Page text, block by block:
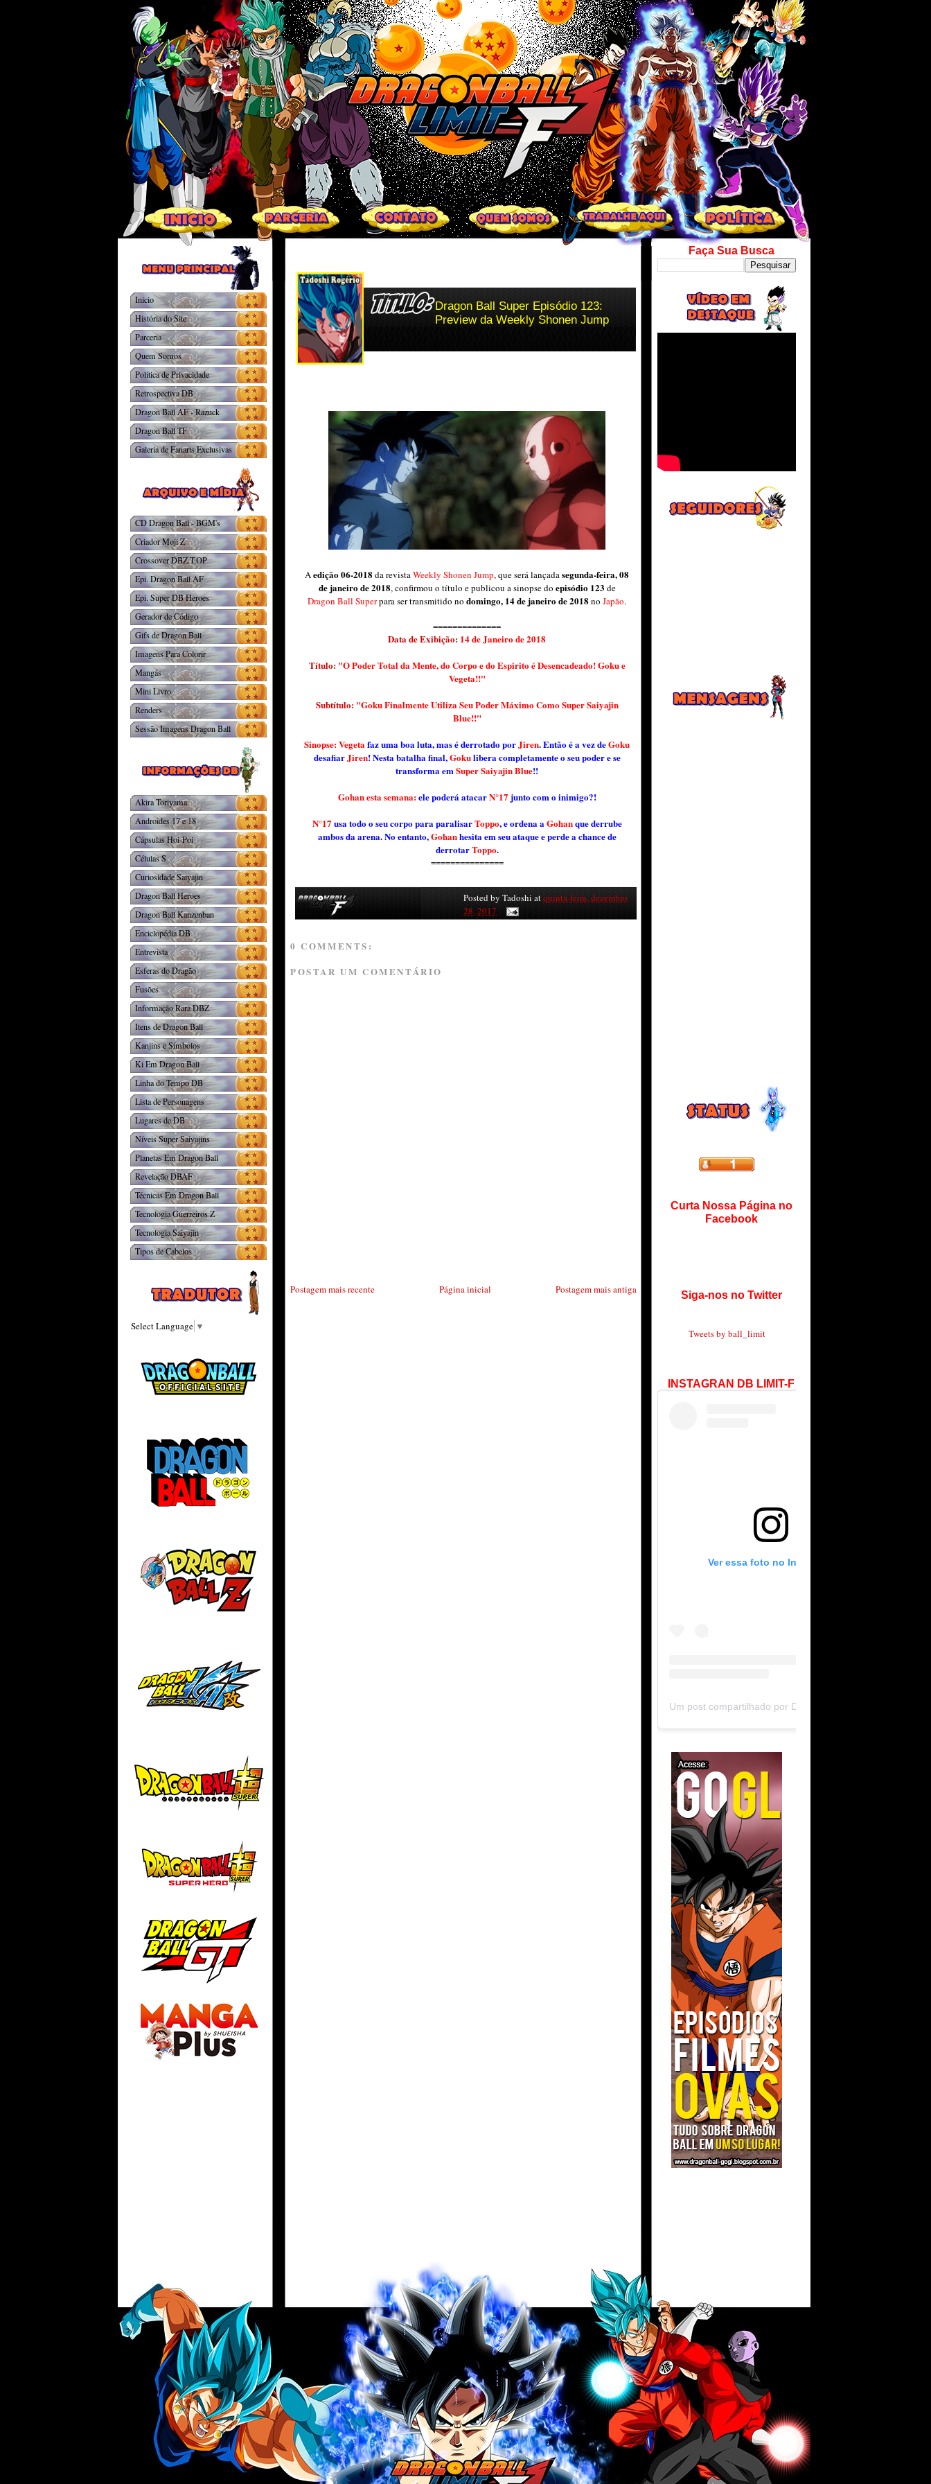
Dragon Ball Super Episódio 123:
Preview da Weekly Shonen Jump
A edição 06-2018 da revista Weekly Shonen Jump, que será lançada segunda-feira, 08
de janeiro de 2018, confirmou o título e publicou a sinopse do episódio 123 de
Dragon Ball Superpara ser transmitido no domingo, 14 de janeiro de 2018 no Japão.
==============
Data de Exibição: 14 de Janeiro de 2018
Título: "O Poder Total da Mente, do Corpo e do Espirito é Desencadeado! Goku e
Vegeta!!"
Subtítulo: "Goku Finalmente Utiliza Seu Poder Máximo Como Super Saiyajin
Blue!!"
Sinopse: Vegeta faz uma boa luta, mas é derrotado porJiren. Então é a vez deGoku
desafiarJiren! Nesta batalha final,Gokulibera completamente o seu poder e se
transforma em Super Saiyajin Blue!!
Gohan esta semana:ele poderá atacarN°17 junto com o inimigo?!
N°17 usa todo o seu corpo para paralisarToppo, e ordena a Gohanque derrube
ambos da arena. No entanto,Gohanhesita em seu ataque e perde a chance de
derrotarToppo.
===============
Posted by Tadoshi atquinta-feira, dezembro
28, 2017
0 COMMENTS:
POSTAR UM COMENTÁRIO
Postagem mais recente Postagem mais antiga
Página inicial
Inicio
História do Site
Parceria
Quem Somos
Política de Privacidade
Retrospectiva DB
Dragon Ball AF - Razuck
Dragon Ball TF
Galeria de Fanarts Exclusivas
CD Dragon Ball - BGM's
Criador Moji Z
Crossover DBZ.T.OP
Epi. Dragon Ball AF
Epi. Super DB Heroes
Gerador de Código
Gifs de Dragon Ball
Imagens Para Colorir
Mangás
Mini Livro
Renders
Sessão Imagens Dragon Ball
Akira Toriyama
Androides 17 e 18
Cápsulas Hoi-Poi
Células S
Curiosidade Saiyajin
Dragon Ball Heroes
Dragon Ball Kanzenban
Enciclopédia DB
Entrevista
Esferas do Dragão
Fusões
Informação Rara DBZ
Itens de Dragon Ball
Kanjins e Símbolos
Ki Em Dragon Ball
Linha do Tempo DB
Lista de Personagens
Lugares de DB
Níveis Super Saiyajins
Planetas Em Dragon Ball
Revelação DBAF
Técnicas Em Dragon Ball
Tecnologia Guerreiros Z
Tecnologia Saiyajin
Tipos de Cabelos
Select Language ▼
Faça Sua Busca
Curta Nossa Página no
Facebook
Siga-nos no Twitter
Tweets by ball_limit
INSTAGRAN DB LIMIT-F
Ver essa foto no Instagram